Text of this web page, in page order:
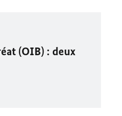
(OIB) : deux